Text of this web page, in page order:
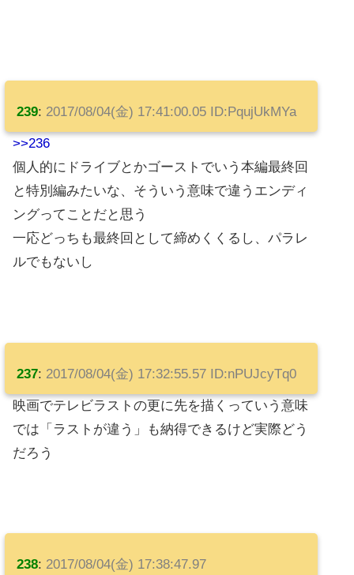
239: 2017/08/04(金) 17:41:00.05 ID:PqujUkMYa
>>236
個人的にドライブとかゴーストでいう本編最終回
と特別編みたいな、そういう意味で違うエンディ
ングってことだと思う
一応どっちも最終回として締めくくるし、パラレ
ルでもないし
237: 2017/08/04(金) 17:32:55.57 ID:nPUJcyTq0
映画でテレビラストの更に先を描くっていう意味
では「ラストが違う」も納得できるけど実際どう
だろう
238: 2017/08/04(金) 17:38:47.97